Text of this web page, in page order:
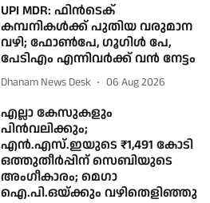
UPI MDR: ഫിൻടെക്
കമ്പനികൾക്ക് പുതിയ വരുമാന
വഴി; ഫോൺപേ, ഗൂഗിൾ പേ,
പേടിഎം എന്നിവർക്ക് വൻ നേട്ടം
Dhanam News Desk 06 Aug 2026
എല്ലാ കേസുകളും
പിൻവലിക്കും;
എൻ.എസ്.ഇയുടെ ₹1,491 കോടി
ഒത്തുതീർപ്പിന് സെബിയുടെ
അം​ഗീകാരം; മെഗാ
ഐ.പി.ഒയ്ക്കും വഴിതെളിഞ്ഞു